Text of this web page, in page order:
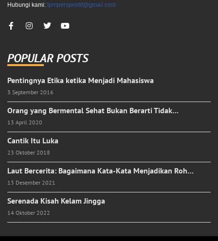
Hubungi kami: lpmperspektif@gmail.com
POPULAR POSTS
Pentingnya Etika ketika Menjadi Mahasiswa
3 September 2016
Orang yang Bermental Sehat Bukan Berarti Tidak…
13 April 2020
Cantik Itu Luka
23 Oktober 2018
Laut Bercerita: Bagaimana Kata-Kata Menjadikan Roh…
13 Desember 2021
Serenada Kisah Kelam Jingga
14 Oktober 2022